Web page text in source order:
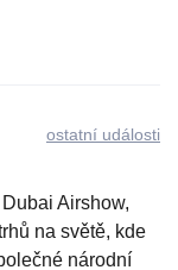
ostatní události
Airshow,
na světě, kde
národní